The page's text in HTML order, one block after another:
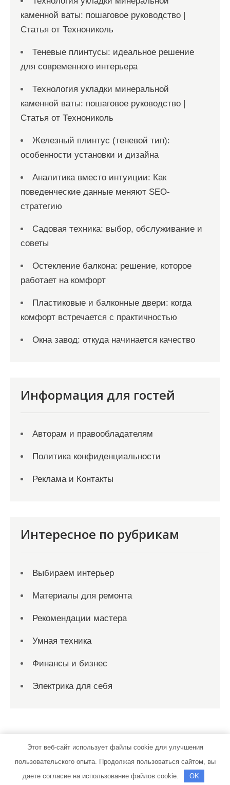
каменной ваты: пошаговое руководство |
Статья от Технониколь
Теневые плинтусы: идеальное решение
для современного интерьера
Технология укладки минеральной
каменной ваты: пошаговое руководство |
Статья от Технониколь
Железный плинтус (теневой тип):
особенности установки и дизайна
Аналитика вместо интуиции: Как
поведенческие данные меняют SEO-
стратегию
Садовая техника: выбор, обслуживание и
советы
Остекление балкона: решение, которое
работает на комфорт
Пластиковые и балконные двери: когда
комфорт встречается с практичностью
Окна завод: откуда начинается качество
Информация для гостей
Авторам и правообладателям
Политика конфиденциальности
Реклама и Контакты
Интересное по рубрикам
Выбираем интерьер
Материалы для ремонта
Рекомендации мастера
Умная техника
Финансы и бизнес
Электрика для себя
Этот веб-сайт использует файлы cookie для улучшения
пользовательского опыта. Продолжая пользоваться сайтом, вы
даете согласие на использование файлов cookie.
OK